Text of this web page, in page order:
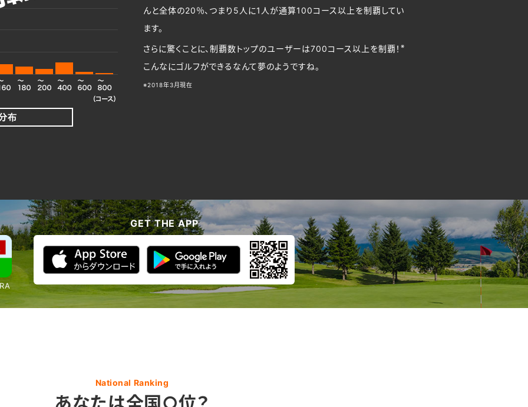
んと全体の20％、つまり5人に1人が通算100コース以上を制覇してい
ます。
さらに驚くことに、制覇数トップのユーザーは700コース以上を制覇！ ※
こんなにゴルフができるなんて夢のようですね。
※2018年3月現在
GET THE APP
National Ranking